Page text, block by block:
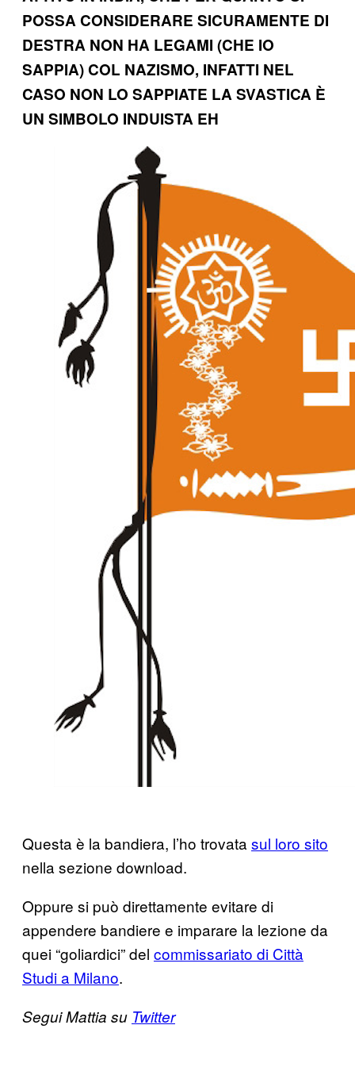
POSSA CONSIDERARE SICURAMENTE DI
DESTRA NON HA LEGAMI (CHE IO
SAPPIA) COL NAZISMO, INFATTI NEL
CASO NON LO SAPPIATE LA SVASTICA È
UN SIMBOLO INDUISTA EH
Questa è la bandiera, l’ho trovata sul loro sito
nella sezione download.
Oppure si può direttamente evitare di
appendere bandiere e imparare la lezione da
quei “goliardici” del commissariato di Città
Studi a Milano.
Segui Mattia su Twitter